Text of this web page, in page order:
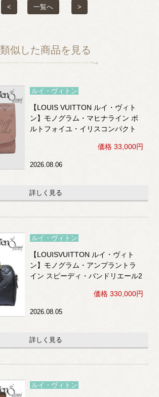
< 一覧へ >
類似した商品を見る
ルイ・ヴィトン
【LOUIS VUITTON ルイ・ヴィト
ン】モノグラム・マヒナライン ポ
ルトフォイユ・イリスコンパクト
（ボアドゥローズ）※イニシャル
入り
価格 33,000円
2026.08.06
詳しく見る
ルイ・ヴィトン
【LOUISVUITTON ルイ・ヴィト
ン】モノグラム・アンプラントラ
イン スピーディ・バンドリエール2
0 2WAY （黒）
価格 330,000円
2026.08.05
詳しく見る
ルイ・ヴィトン